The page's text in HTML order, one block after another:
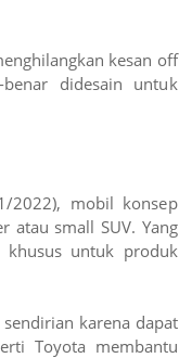
kesan off
didesain untuk
2022), mobil konsep
atau small SUV. Yang
khusus untuk produk
karena dapat
Toyota membantu